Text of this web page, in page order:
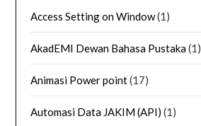
Access Setting on Window(1)
AkadEMI Dewan Bahasa Pustaka(1)
Animasi Power point(17)
Automasi Data JAKIM (API) (1)